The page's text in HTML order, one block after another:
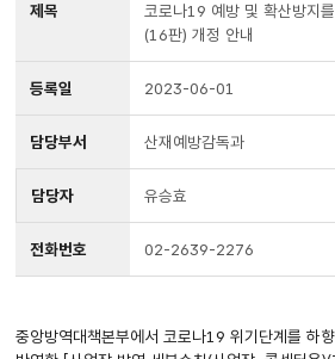
제목
코로나19 예방 및 확산방지
(16판) 개정 안내
등록일 2023-06-01
담당부서 산재예방감독과
담당자 유승효
전화번호 02-2639-2276
중앙방역대책본부에서 코로나19 위기단계를 하